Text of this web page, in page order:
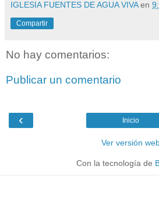
IGLESIA FUENTES DE AGUA VIVA en
Compartir
No hay comentarios:
Publicar un comentario
‹ Inicio
Ver versión
Con la tecnología de